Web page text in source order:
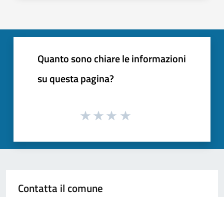
Quanto sono chiare le informazioni
su questa pagina?
Contatta il comune